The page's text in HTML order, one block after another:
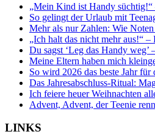
„Mein Kind ist Handy süchtig!“
So gelingt der Urlaub mit
Mehr als nur Zahlen: Wie
„Ich halt das nicht mehr aus!“ –
Du sagst ‘Leg das Handy weg’
Meine Eltern haben mich
So wird 2026 das beste Jahr für
Das Jahresabschluss-Ritual:
Ich feiere heuer Weihnachten
Advent, Advent, der Teenie
LINKS